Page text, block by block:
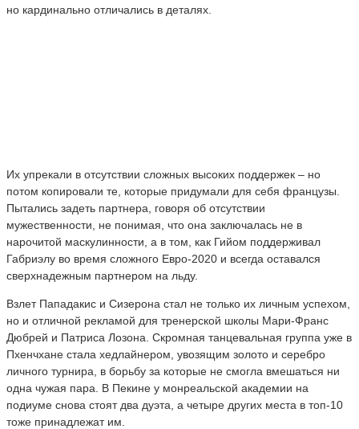
но кардинально отличались в деталях.
Их упрекали в отсутствии сложных высоких поддержек – но
потом копировали те, которые придумали для себя французы.
Пытались задеть партнера, говоря об отсутствии
мужественности, не понимая, что она заключалась не в
нарочитой маскулинности, а в том, как Гийом поддерживал
Габриэлу во время сложного Евро-2020 и всегда оставался
сверхнадежным партнером на льду.
Взлет Пападакис и Сизерона стал не только их личным успехом,
но и отличной рекламой для тренерской школы Мари-Франс
Дюбрей и Патриса Лозона. Скромная танцевальная группа уже в
Пхенчхане стала хедлайнером, увозящим золото и серебро
личного турнира, в борьбу за которые не смогла вмешаться ни
одна чужая пара. В Пекине у монреальской академии на
подиуме снова стоят два дуэта, а четыре других места в топ-10
тоже принадлежат им.